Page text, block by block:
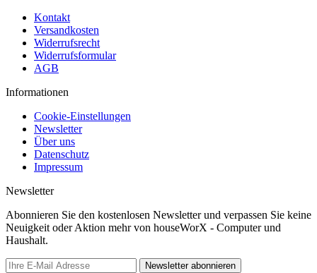
Kontakt
Versandkosten
Widerrufsrecht
Widerrufsformular
AGB
Informationen
Cookie-Einstellungen
Newsletter
Über uns
Datenschutz
Impressum
Newsletter
Abonnieren Sie den kostenlosen Newsletter und verpassen Sie keine
Neuigkeit oder Aktion mehr von houseWorX - Computer und
Haushalt.
Newsletter abonnieren